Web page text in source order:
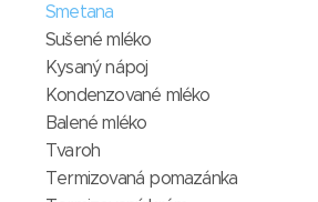
Smetana
Sušené mléko
Kysaný nápoj
Kondenzované mléko
Balené mléko
Tvaroh
Termizovaná pomazánka